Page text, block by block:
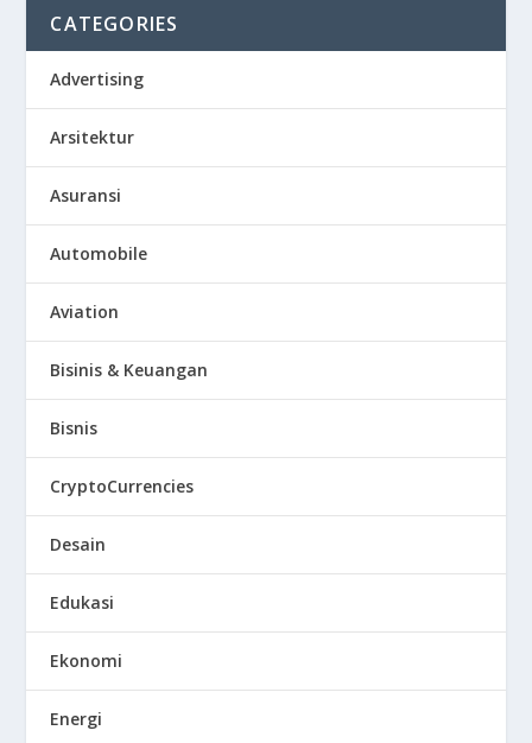
CATEGORIES
Advertising
Arsitektur
Asuransi
Automobile
Aviation
Bisinis & Keuangan
Bisnis
CryptoCurrencies
Desain
Edukasi
Ekonomi
Energi